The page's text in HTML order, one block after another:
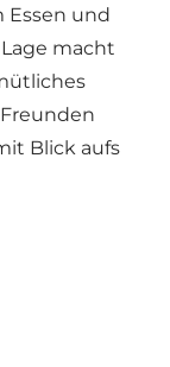
Essen und
macht
Blick aufs